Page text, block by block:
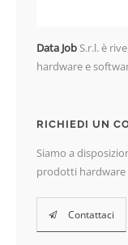
Data JobS.r.l. è
hardware e
RICHIEDI UN
Siamo a
prodotti hardware
Contattaci